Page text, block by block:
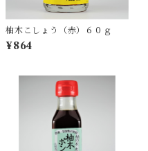
柚木こしょう（赤）６０ｇ
¥864